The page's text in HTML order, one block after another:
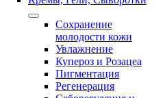
Сохранение
молодости кожи
Увлажнение
Купероз и Розацеа
Пигментация
Регенерация